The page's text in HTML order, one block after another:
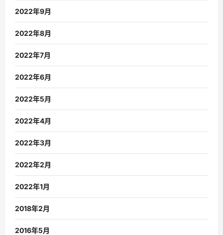
2022年9月
2022年8月
2022年7月
2022年6月
2022年5月
2022年4月
2022年3月
2022年2月
2022年1月
2018年2月
2016年5月